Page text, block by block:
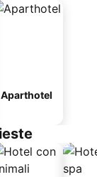
Aparthotel